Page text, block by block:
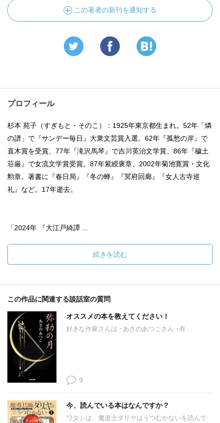
この著者の新刊を通知する
プロフィール
杉本 苑子（すぎもと・そのこ）：1925年東京都生まれ。52年「燐
の譜」で『サンデー毎日』大衆文芸賞入選。62年『孤愁の岸』で
直木賞を受賞、77年『滝沢馬琴』で吉川英治文学賞、86年『穢土
荘厳』で女流文学賞受賞。87年紫綬褒章、2002年菊池寛賞・文化
勲章。著書に『春日局』『冬の蝉』『冥府回廊』『女人古寺巡
礼』など。17年逝去。
「2024年 『大江戸綺譚 ...
続きを読む
この作品に関連する談話室の質問
オススメの本を教えてください！
好きな作家さんは ･あさのあつこさん ･有...
9
今、読んでいる本はなんですか？
ワタシは、魔道士ダリヤはうつむかないを読んで